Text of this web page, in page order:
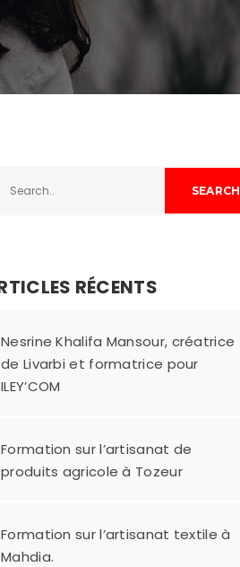
SEARCH
RÉCENTS
Nesrine Khalifa Mansour, créatrice
de Livarbi et formatrice pour
ILEY’COM
Formation sur l’artisanat de
produits agricole à Tozeur
Formation sur l’artisanat textile à
Mahdia.